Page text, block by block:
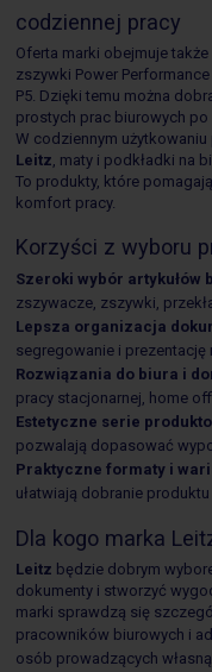
codziennej pracy
Oferta marki obejmuje także
zszywki Power Performance
P5. Dzięki temu można
prostych prac biurowych
W codziennym
Leitz, maty i podkładki na
To produkty, które
komfort pracy.
Korzyści z wyboru
Szeroki wybór artykułów
zszywacze, zszywki,
Lepsza organizacja
segregowanie i prezentację
Rozwiązania do biura i
pracy stacjonarnej, home
Estetyczne serie
pozwalają dopasować
Praktyczne formaty i
ułatwiają dobranie
Dla kogo marka
Leitz będzie dobrym
dokumenty i stworzyć
marki sprawdzą się
pracowników biurowych i
osób prowadzących